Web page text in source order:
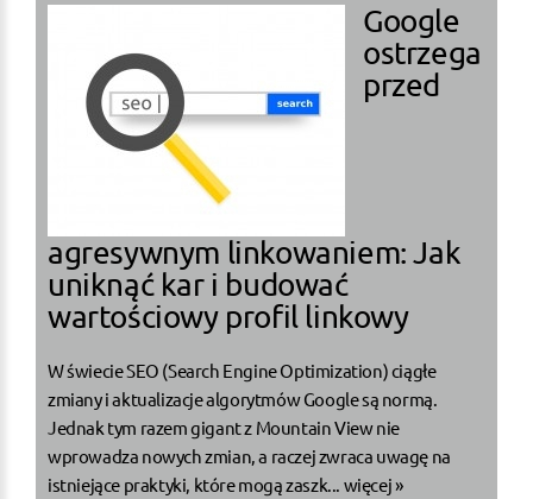
Google
ostrzega
przed
agresywnym linkowaniem: Jak
uniknąć kar i budować
wartościowy profil linkowy
W świecie SEO (Search Engine Optimization) ciągłe
zmiany i aktualizacje algorytmów Google są normą.
Jednak tym razem gigant z Mountain View nie
wprowadza nowych zmian, a raczej zwraca uwagę na
istniejące praktyki, które mogą zaszk... więcej »